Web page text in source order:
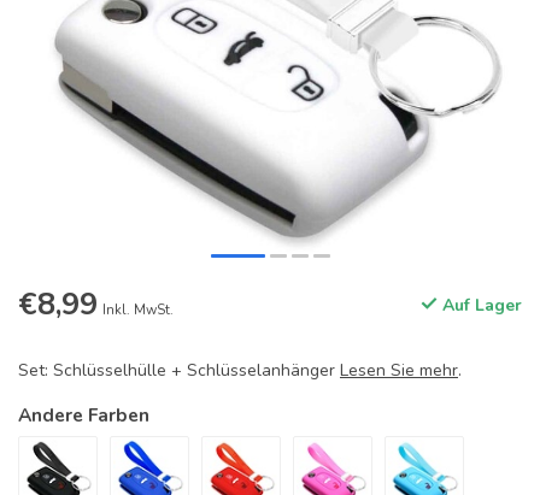
€8,99 Inkl. MwSt. Auf Lager
Set: Schlüsselhülle + Schlüsselanhänger Lesen Sie mehr.
Andere Farben